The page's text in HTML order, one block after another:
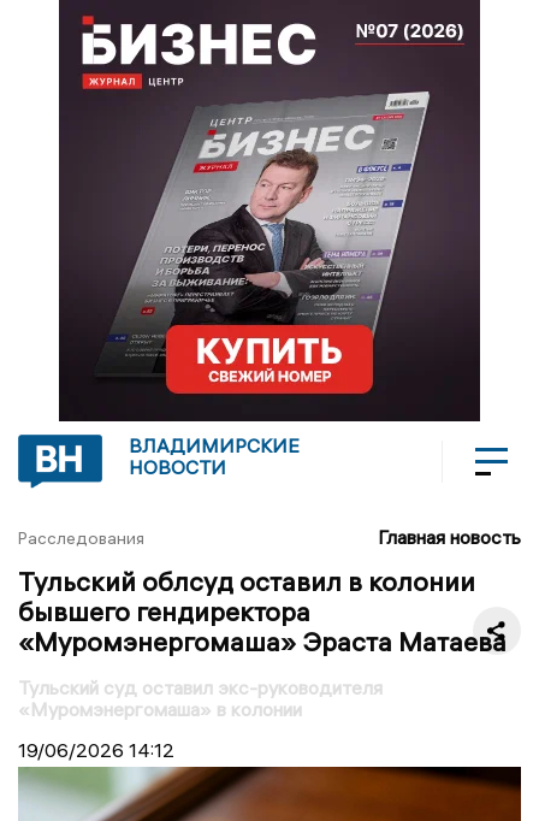
ВЛАДИМИРСКИЕ
НОВОСТИ
Расследования Главная новость
Тульский облсуд оставил в колонии
бывшего гендиректора
«Муромэнергомаша» Эраста Матаева
Тульский суд оставил экс-руководителя
«Муромэнергомаша» в колонии
19/06/2026 14:12